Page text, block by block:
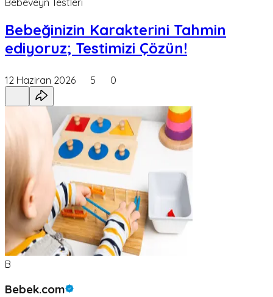
Bebeveyn Testleri
Bebeğinizin Karakterini Tahmin
ediyoruz; Testimizi Çözün!
12 Haziran 2026 5 0
B
Bebek.com